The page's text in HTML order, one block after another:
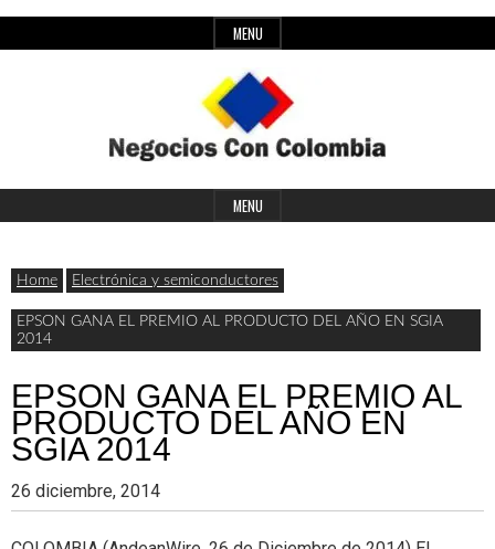
to
MENU
Negocios
con
Colombia
Últimas
noticias,
comunicados
y
actualidad
de
negocios
con
Colombia.
Header
MENU
Home Electrónica y semiconductores
EPSON GANA EL PREMIO AL PRODUCTO DEL AÑO EN SGIA
2014
EPSON GANA EL PREMIO AL
PRODUCTO DEL AÑO EN
SGIA 2014
26 diciembre, 2014